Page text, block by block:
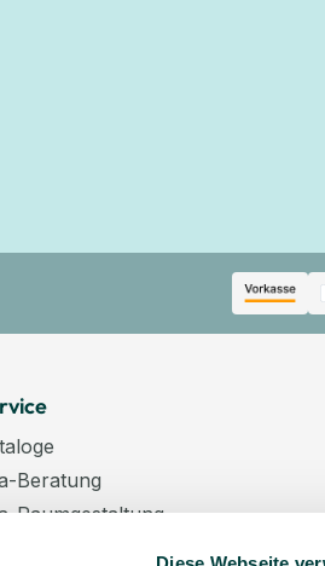
Beratung
Raumgestaltung